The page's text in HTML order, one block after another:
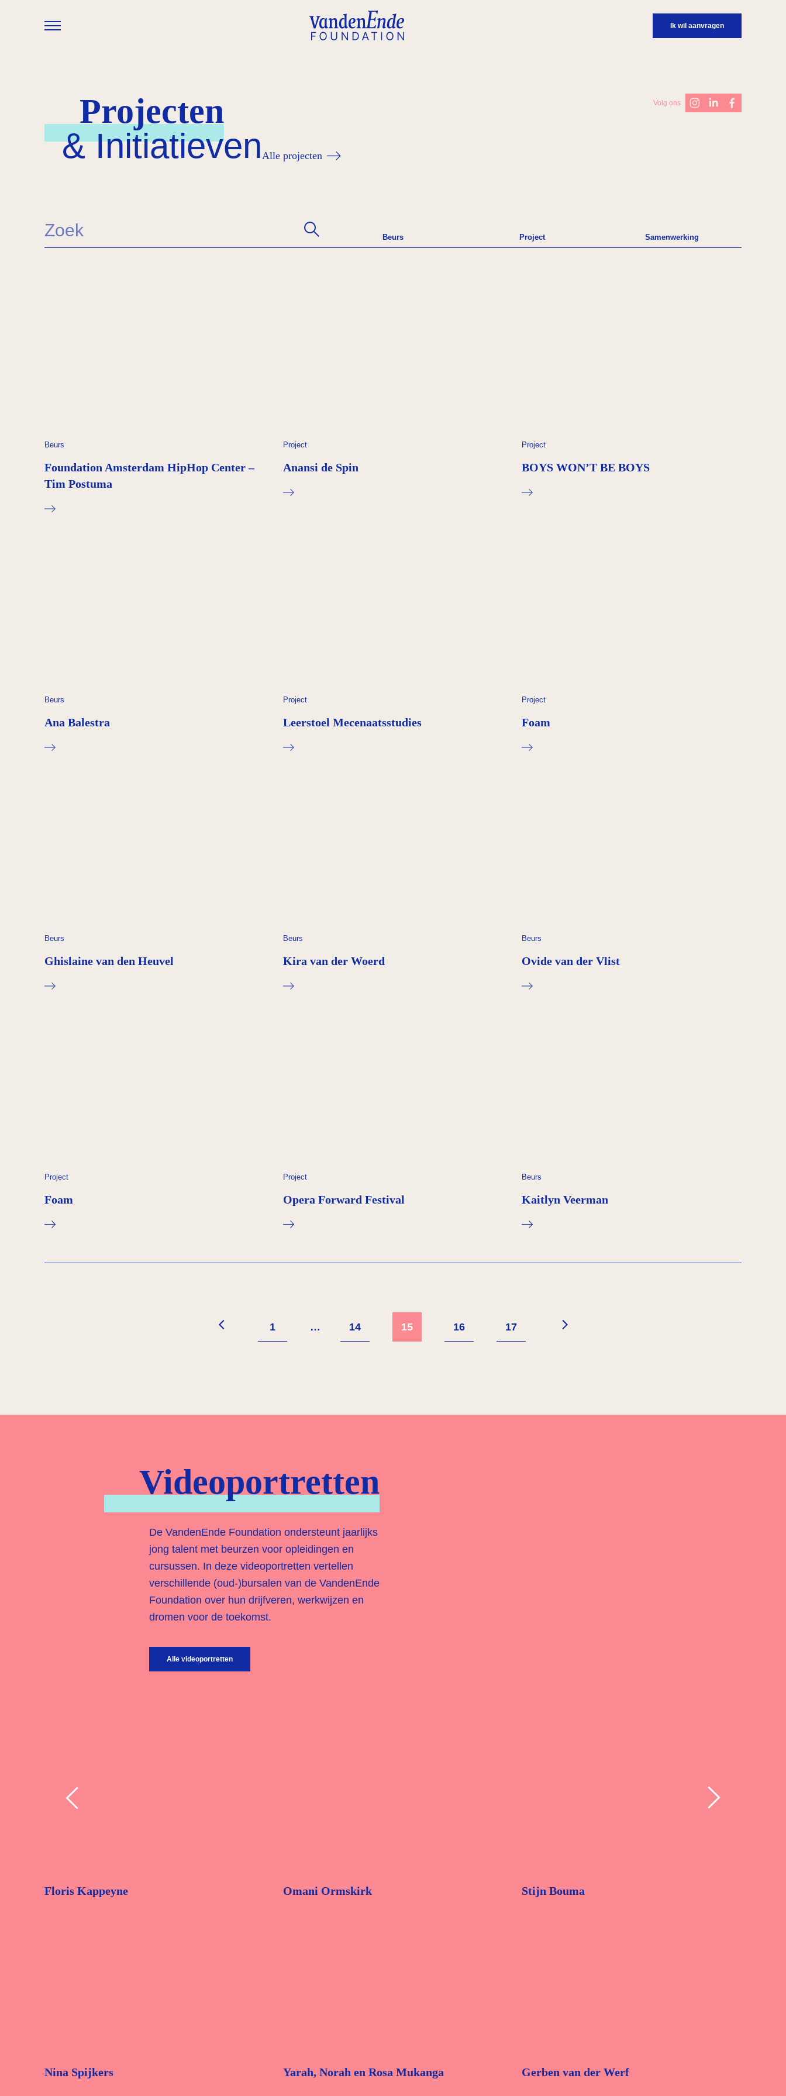
Overslaan en naar de inhoud gaan Ik wil aanvragen
Projecten
& InitiatievenAlle projecten
Volg ons
Beurs Project Samenwerking
Beurs
Foundation Amsterdam HipHop Center –
Tim Postuma
Project
Anansi de Spin
Project
BOYS WON’T BE BOYS
Beurs
Ana Balestra
Project
Leerstoel Mecenaatsstudies
Project
Foam
Beurs
Ghislaine van den Heuvel
Beurs
Kira van der Woerd
Beurs
Ovide van der Vlist
Project
Foam
Project
Opera Forward Festival
Beurs
Kaitlyn Veerman
1 … 14 15 16 17
Videoportretten
De VandenEnde Foundation ondersteunt jaarlijks
jong talent met beurzen voor opleidingen en
cursussen. In deze videoportretten vertellen
verschillende (oud-)bursalen van de VandenEnde
Foundation over hun drijfveren, werkwijzen en
dromen voor de toekomst.
Alle videoportretten
Floris Kappeyne Omani Ormskirk Stijn Bouma
Nina Spijkers Yarah, Norah en Rosa Mukanga Gerben van der Werf